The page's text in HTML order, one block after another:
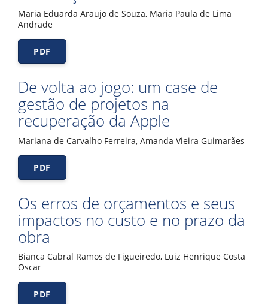
Maria Eduarda Araujo de Souza, Maria Paula de Lima
Andrade
PDF
De volta ao jogo: um case de
gestão de projetos na
recuperação da Apple
Mariana de Carvalho Ferreira, Amanda Vieira Guimarães
PDF
Os erros de orçamentos e seus
impactos no custo e no prazo da
obra
Bianca Cabral Ramos de Figueiredo, Luiz Henrique Costa
Oscar
PDF